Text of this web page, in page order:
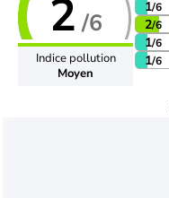
2 /6
Indice pollution
Moyen
1/6
2/6
1/6
1/6